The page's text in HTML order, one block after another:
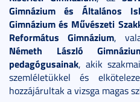
Gimnázium és Általános
Gimnázium és Művészeti
Református Gimnázium,
Németh László
pedagógusainak, akik
szemléletükkel és
hozzájárultak a vizsga magas